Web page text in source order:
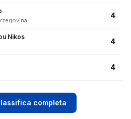
4
Nikos
4
4
completa